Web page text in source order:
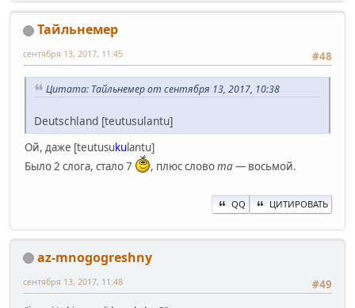
Тайльнемер
#48
сентября 13, 2017, 11:45
Цитата: Тайльнемер от сентября 13, 2017, 10:38
Deutschland [teutusulantu]
Ой, даже [teutusukulantu]
Было 2 слога, стало 7
, плюс словоma— восьмой.
QQ ЦИТИРОВАТЬ
az-mnogogreshny
#49
сентября 13, 2017, 11:48